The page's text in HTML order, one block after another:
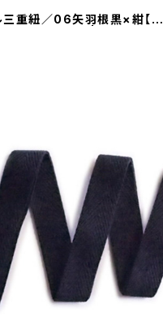
三重紐／06矢羽根黒×紺【コ